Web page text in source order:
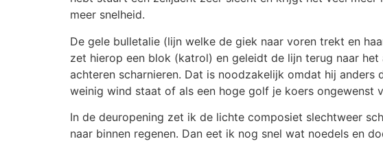
meer snelheid.
De gele bulletalie (lijn welke de giek naar voren trekt en
zet hierop een blok (katrol) en geleidt de lijn terug naar
achteren scharnieren. Dat is noodzakelijk omdat hij
weinig wind staat of als een hoge golf je koers ongewenst
In de deuropening zet ik de lichte composiet slechtweer
naar binnen regenen. Dan eet ik nog snel wat noedels en